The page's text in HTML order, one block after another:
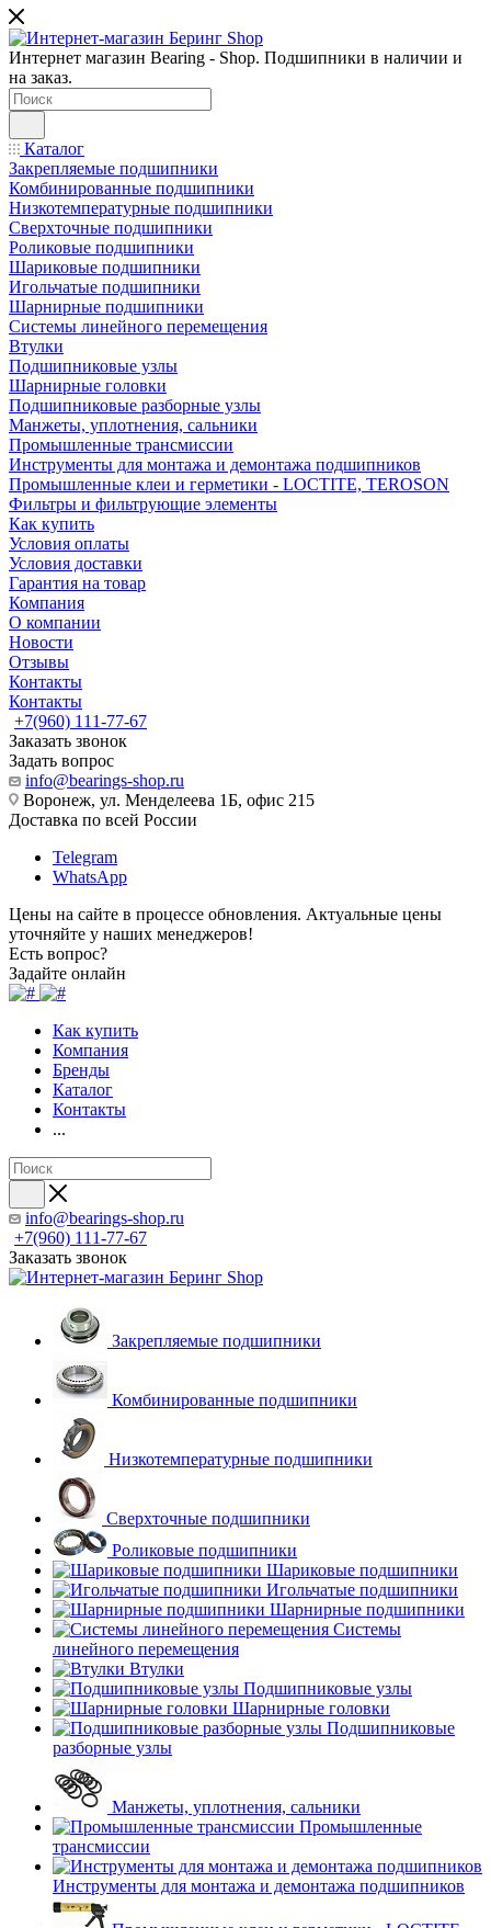
Интернет магазин Bearing - Shop. Подшипники в наличии и
на заказ.
Каталог
Закрепляемые подшипники
Комбинированные подшипники
Низкотемпературные подшипники
Сверхточные подшипники
Роликовые подшипники
Шариковые подшипники
Игольчатые подшипники
Шарнирные подшипники
Системы линейного перемещения
Втулки
Подшипниковые узлы
Шарнирные головки
Подшипниковые разборные узлы
Манжеты, уплотнения, сальники
Промышленные трансмиссии
Инструменты для монтажа и демонтажа подшипников
Промышленные клеи и герметики - LOCTITE, TEROSON
Фильтры и фильтрующие элементы
Как купить
Условия оплаты
Условия доставки
Гарантия на товар
Компания
О компании
Новости
Отзывы
Контакты
Контакты
+7(960) 111-77-67
Заказать звонок
Задать вопрос
info@bearings-shop.ru
Воронеж, ул. Менделеева 1Б, офис 215
Доставка по всей России
Telegram
WhatsApp
Цены на сайте в процессе обновления. Актуальные цены
уточняйте у наших менеджеров!
Есть вопрос?
Задайте онлайн
Как купить
Компания
Бренды
Каталог
Контакты
...
info@bearings-shop.ru
+7(960) 111-77-67
Заказать звонок
Закрепляемые подшипники
Комбинированные подшипники
Низкотемпературные подшипники
Сверхточные подшипники
Роликовые подшипники
Шариковые подшипники
Игольчатые подшипники
Шарнирные подшипники
Системы
линейного перемещения
Втулки
Подшипниковые узлы
Шарнирные головки
Подшипниковые
разборные узлы
Манжеты, уплотнения, сальники
Промышленные
трансмиссии
Инструменты для монтажа и демонтажа подшипников